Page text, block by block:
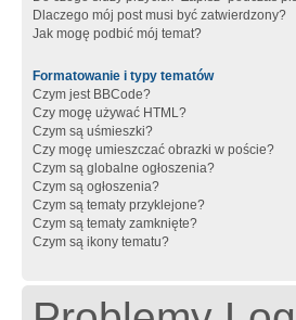
Dlaczego mój post musi być zatwierdzony?
Jak mogę podbić mój temat?
Formatowanie i typy tematów
Czym jest BBCode?
Czy mogę używać HTML?
Czym są uśmieszki?
Czy mogę umieszczać obrazki w poście?
Czym są globalne ogłoszenia?
Czym są ogłoszenia?
Czym są tematy przyklejone?
Czym są tematy zamknięte?
Czym są ikony tematu?